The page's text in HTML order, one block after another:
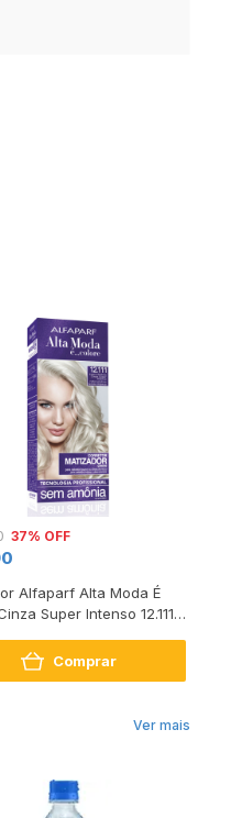
37% OFF
Alfaparf Alta Moda É
Super Intenso 12.111
Comprar
Ver mais